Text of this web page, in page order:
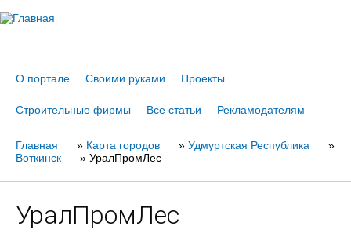
О портале Своими руками Проекты
Строительные фирмы Все статьи Рекламодателям
Вы
Главная » Карта городов » Удмуртская Республика
»
Воткинск
» УралПромЛес
УралПромЛес